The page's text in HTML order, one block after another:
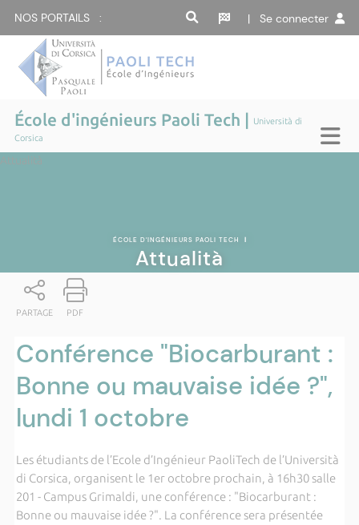
NOS PORTAILS : | Se connecter
École d'ingénieurs Paoli Tech |
Università di
Corsica
Attualità
ÉCOLE D'INGÉNIEURS PAOLI TECH |
Attualità
PARTAGE PDF
Conférence "Biocarburant :
Bonne ou mauvaise idée ?",
lundi 1 octobre
Les étudiants de l’Ecole d’Ingénieur PaoliTech de l’Università
di Corsica, organisent le 1er octobre prochain, à 16h30 salle
201 - Campus Grimaldi, une conférence : "Biocarburant :
Bonne ou mauvaise idée ?". La conférence sera présentée